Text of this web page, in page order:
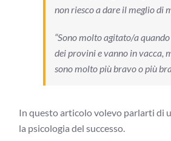
non riesco a dare il meglio di
“Sono molto agitato/a
dei provini e vanno in vacca,
sono molto più bravo o più
In questo articolo volevo parlarti di
la psicologia del successo.